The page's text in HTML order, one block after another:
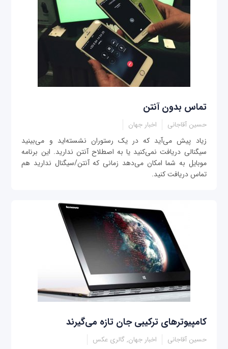
تماس بدون آنتن
حسین آقاجانی اخبار جهان
زیاد پیش می‌آید که در یک رستوران نشسته‌اید و می‌بینید
سیگنالی دریافت نمی‌کنید یا به اصطلاح آنتن ندارید. این برنامه
موبایل به شما امکان می‌دهد زمانی که آنتن/سیگنال ندارید هم
تماس دریافت کنید.
کامپیوتر‌های ترکیبی جان تازه می‌گیرند
حسین آقاجانی اخبار جهان, گالری عکس